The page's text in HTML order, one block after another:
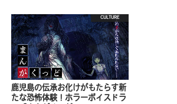
CULTURE
鹿児島の伝承お化けがもたらす新
たな恐怖体験！ホラーボイスドラ